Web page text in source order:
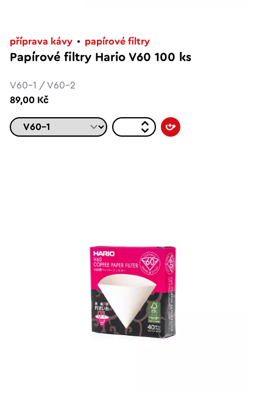
příprava kávy papírové filtry
Papírové filtry Hario V60 100 ks
V60-1 / V60-2
89,00 Kč